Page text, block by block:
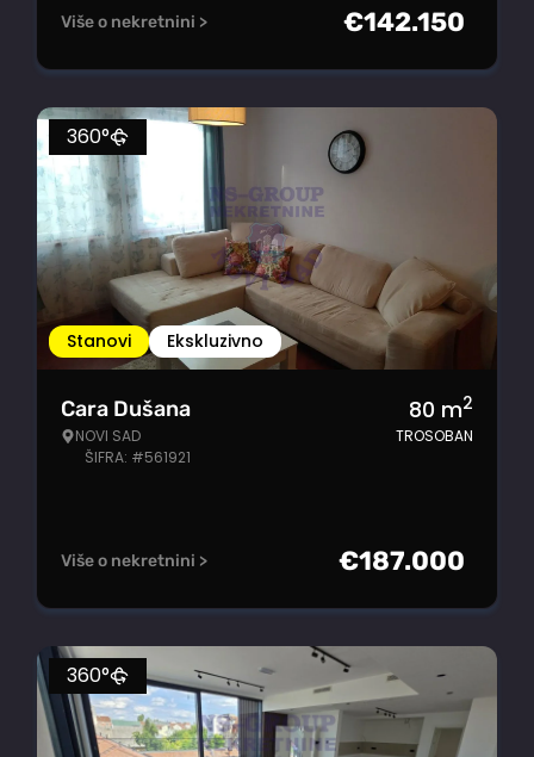
Više o nekretnini > €142.150
Stanovi Ekskluzivno
360°
Cara Dušana
NOVI SAD
ŠIFRA: #561921
80 m2
TROSOBAN
Više o nekretnini > €187.000
360°